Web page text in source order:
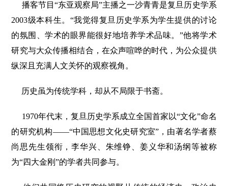
播客节目“东亚观察局”主播之一沙青青是复旦历史学系
2003级本科生。“我觉得复旦历史学系为学生提供的讨论
的氛围、学术的眼界能很好地培养学术品味。”他将学术
研究与大众传播相结合，在众声喧哗的时代，为公众提供
纵深且充满人文关怀的观察视角。
历史虽为传统学科，却从不局限于书斋。
1970年代末，复旦历史学系成立全国首家以“文化”命名
的研究机构——“中国思想文化史研究室”，由著名学者蔡
尚思先生领衔，李华兴、朱维铮、姜义华和汤纲等被称
为“四大金刚”的学者共同参与。